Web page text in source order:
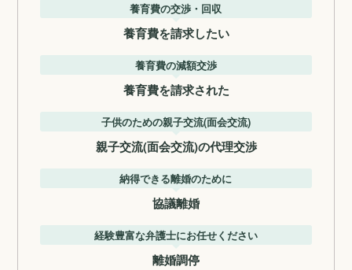
養育費の交渉・回収
養育費を請求したい
養育費の減額交渉
養育費を請求された
子供のための親子交流(面会交流)
親子交流(面会交流)の代理交渉
納得できる離婚のために
協議離婚
経験豊富な弁護士にお任せください
離婚調停